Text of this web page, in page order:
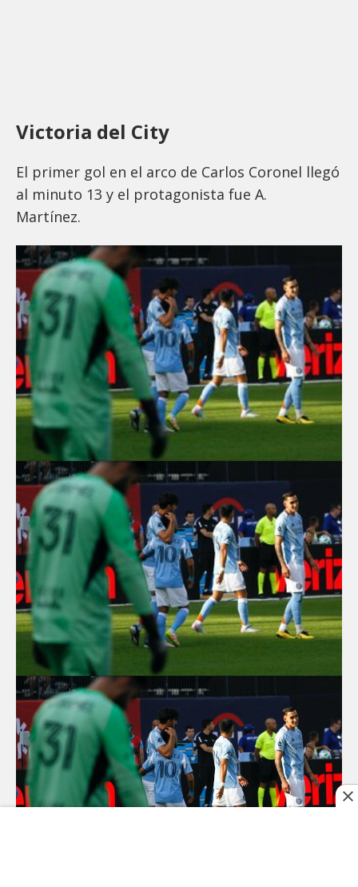
Victoria del City
El primer gol en el arco de Carlos Coronel llegó
al minuto 13 y el protagonista fue A.
Martínez.